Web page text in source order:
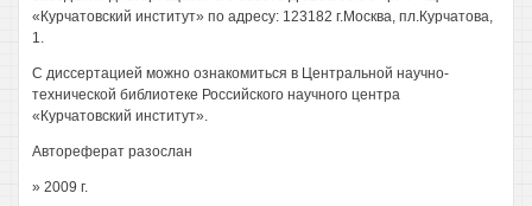
«Курчатовский институт» по адресу: 123182 г.Москва, пл.Курчатова,
1.
С диссертацией можно ознакомиться в Центральной научно-
технической библиотеке Российского научного центра
«Курчатовский институт».
Автореферат разослан
» 2009 г.